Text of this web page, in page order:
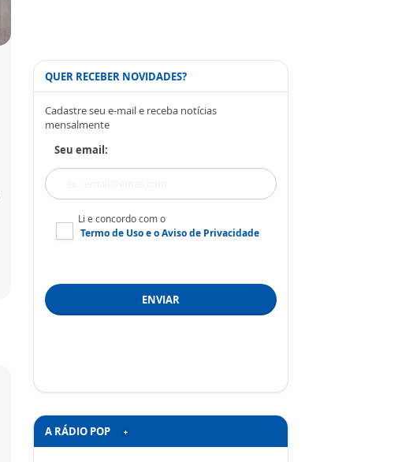
QUER RECEBER NOVIDADES?
Cadastre seu e-mail e receba notícias
mensalmente
Seu email:
Li e concordo com o
Termo de Usoe oAviso de Privacidade
ENVIAR
A RÁDIO POP